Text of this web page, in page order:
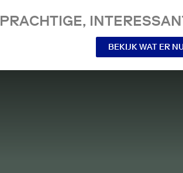
PRACHTIGE,
BEKIJK WAT ER